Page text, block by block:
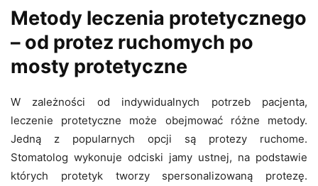
Metody leczenia protetycznego
– od protez ruchomych po
mosty protetyczne
W zależności od indywidualnych potrzeb pacjenta,
leczenie protetyczne może obejmować różne metody.
Jedną z popularnych opcji są protezy ruchome.
Stomatolog wykonuje odciski jamy ustnej, na podstawie
których protetyk tworzy spersonalizowaną protezę.